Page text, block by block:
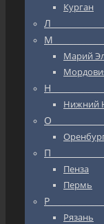
Курган
Марий
Нижний
Пенза
Пермь
Рязань